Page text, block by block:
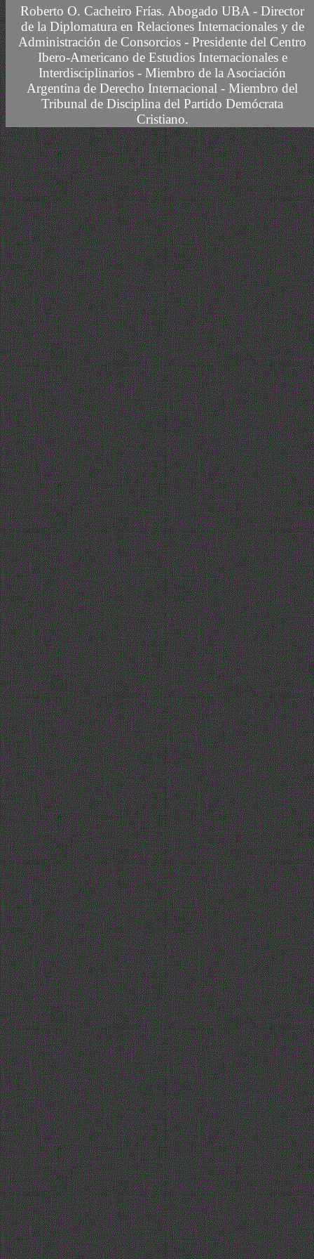
Roberto O. Cacheiro Frías. Abogado UBA - Director
de la Diplomatura en Relaciones Internacionales y de
Administración de Consorcios - Presidente del Centro
Ibero-Americano de Estudios Internacionales e
Interdisciplinarios - Miembro de la Asociación
Argentina de Derecho Internacional - Miembro del
Tribunal de Disciplina del Partido Demócrata
Cristiano.